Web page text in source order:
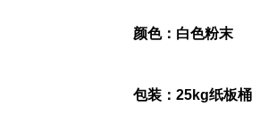
颜色：白色粉末
包装：25kg纸板桶